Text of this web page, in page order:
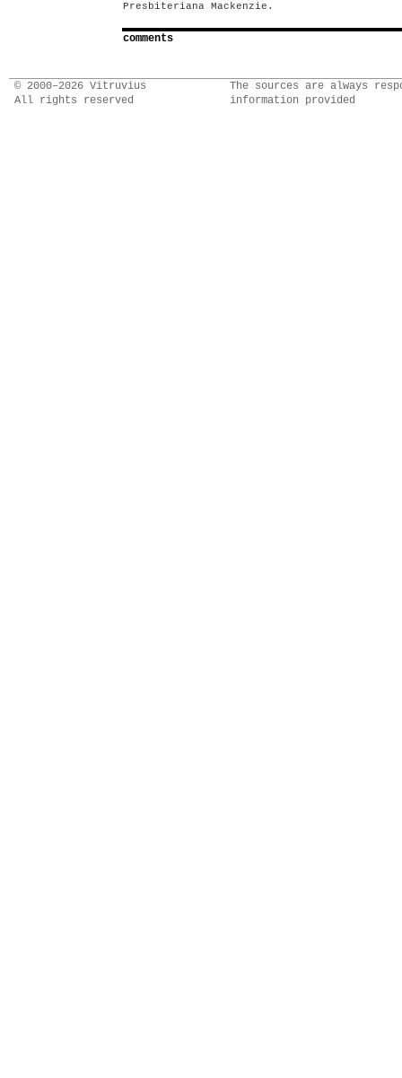
Presbiteriana Mackenzie.
comments
© 2000–2026 Vitruvius
All rights reserved
The sources are always
information provided